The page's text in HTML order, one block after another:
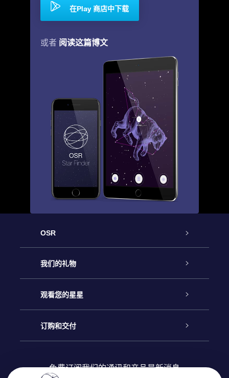
在Play 商店中下载
或者 阅读这篇博文
OSR
客户服务
联系我们
博客
我们的礼物
Online Star礼物
OSR 礼物包
观看您的星星
Online Star Register
订购和交付
免费订阅我们的通讯和产品最新消息